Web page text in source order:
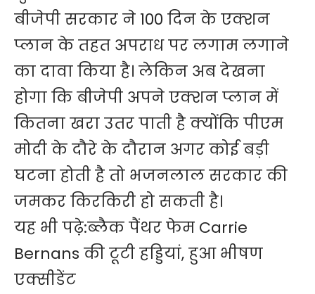
बीजेपी सरकार ने 100 दिन के एक्शन
प्लान के तहत अपराध पर लगाम लगाने
का दावा किया है। लेकिन अब देखना
होगा कि बीजेपी अपने एक्शन प्लान में
कितना खरा उतर पाती है क्योंकि पीएम
मोदी के दौरे के दौरान अगर कोई बड़ी
घटना होती है तो भजनलाल सरकार की
जमकर किरकिरी हो सकती है।
यह भी पढ़े:ब्लैक पैंथर फेम Carrie
Bernans की टूटी हड्डियां, हुआ भीषण
एक्सीडेंट